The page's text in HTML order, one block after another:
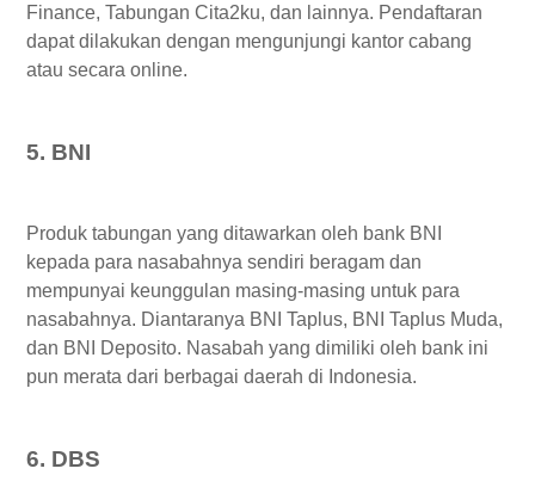
Finance, Tabungan Cita2ku, dan lainnya. Pendaftaran
dapat dilakukan dengan mengunjungi kantor cabang
atau secara online.
5. BNI
Produk tabungan yang ditawarkan oleh bank BNI
kepada para nasabahnya sendiri beragam dan
mempunyai keunggulan masing-masing untuk para
nasabahnya. Diantaranya BNI Taplus, BNI Taplus Muda,
dan BNI Deposito. Nasabah yang dimiliki oleh bank ini
pun merata dari berbagai daerah di Indonesia.
6. DBS